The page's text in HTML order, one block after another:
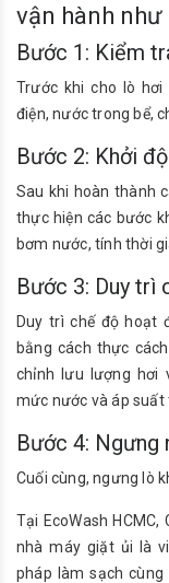
vận hành như
Bước 1: Kiểm
Trước khi cho lò
điện, nước trong bể,
Bước 2: Khởi
Sau khi hoàn thành
thực hiện các bước
bơm nước, tính thời
Bước 3: Duy trì
Duy trì chế độ hoạt
bằng cách thực
chỉnh lưu lượng hơi
mức nước và áp suất
Bước 4: Ngưng
Cuối cùng, ngưng lò
Tại EcoWash
nhà máy giặt ủi là
pháp làm sạch